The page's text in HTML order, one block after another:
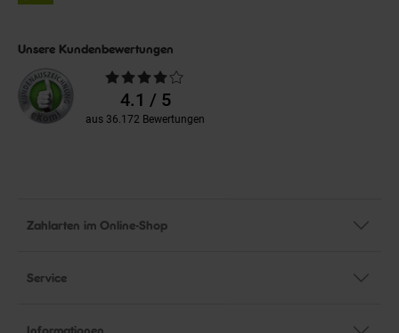
Unsere Kundenbewertungen
Durchschnittliche
Bewertungen4.1 / 5
aus 36.172 Bewertungen
Zahlarten im Online-Shop
Service
Informationen